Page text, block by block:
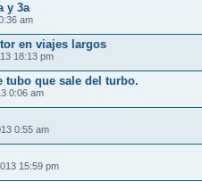
y 3a
am
en viajes largos
18:13 pm
tubo que sale del turbo.
0:06 am
0:55 am
15:59 pm